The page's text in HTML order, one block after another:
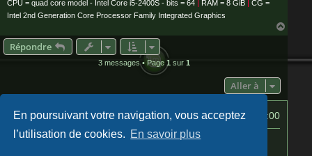
En poursuivant votre navigation, vous acceptez
l’utilisation de cookies. En savoir plus
CPU = quad core model - Intel Core i5-2400S - bits = 64 | RAM = 8 GiB | CG =
Intel 2nd Generation Core Processor Family Integrated Graphics
Répondre
3 messages • Page 1 sur 1
Aller à
Index du forum Heures au formatUTC+02:00
Flux